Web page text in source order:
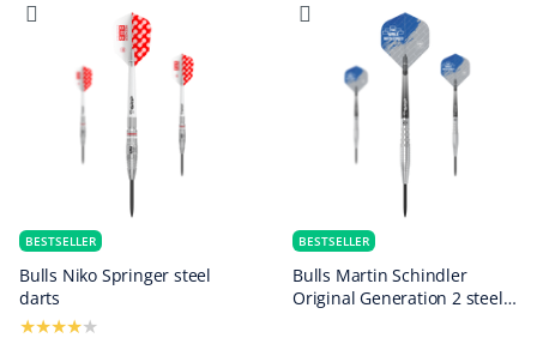
BESTSELLER
Bulls Niko Springer steel
darts
BESTSELLER
Bulls Martin Schindler
Original Generation 2 steel